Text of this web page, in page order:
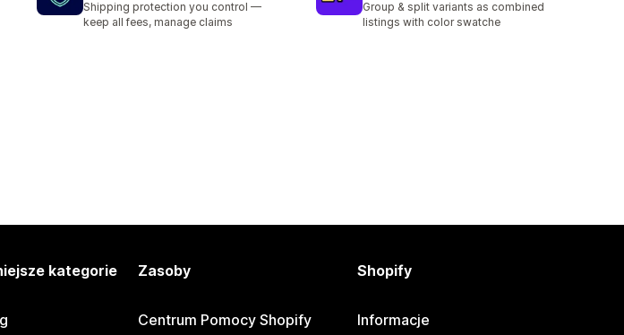
Shipping protection you control —
keep all fees, manage claims
Group & split variants as combined
listings with color swatche
kategorie Zasoby
Centrum Pomocy Shopify
Shopify
Informacje